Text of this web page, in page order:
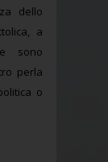
dello
a
sono
perla
o